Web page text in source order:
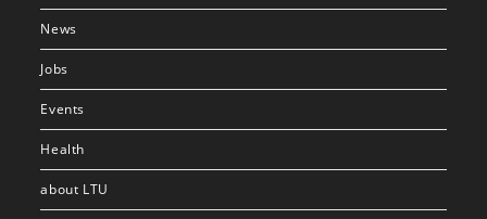
News
Jobs
Events
Health
about LTU